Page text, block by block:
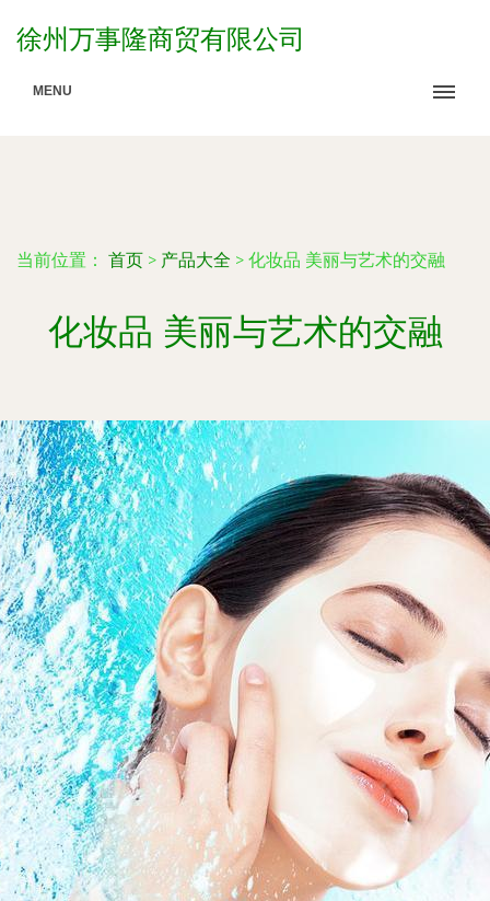
徐州万事隆商贸有限公司
MENU
当前位置： 首页 > 产品大全 > 化妆品 美丽与艺术的交融
化妆品 美丽与艺术的交融